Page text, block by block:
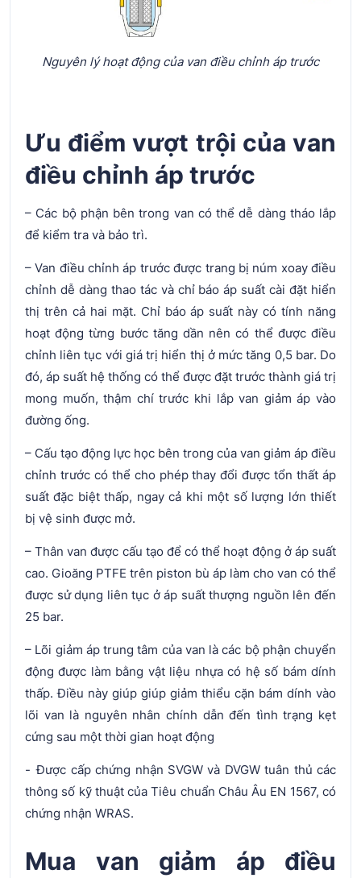
Nguyên lý hoạt động của van điều chỉnh áp trước
Ưu điểm vượt trội của van
điều chỉnh áp trước
– Các bộ phận bên trong van có thể dễ dàng tháo lắp
để kiểm tra và bảo trì.
– Van điều chỉnh áp trước được trang bị núm xoay điều
chỉnh dễ dàng thao tác và chỉ báo áp suất cài đặt hiển
thị trên cả hai mặt. Chỉ báo áp suất này có tính năng
hoạt động từng bước tăng dần nên có thể được điều
chỉnh liên tục với giá trị hiển thị ở mức tăng 0,5 bar. Do
đó, áp suất hệ thống có thể được đặt trước thành giá trị
mong muốn, thậm chí trước khi lắp van giảm áp vào
đường ống.
– Cấu tạo động lực học bên trong của van giảm áp điều
chỉnh trước có thể cho phép thay đổi được tổn thất áp
suất đặc biệt thấp, ngay cả khi một số lượng lớn thiết
bị vệ sinh được mở.
– Thân van được cấu tạo để có thể hoạt động ở áp suất
cao. Gioăng PTFE trên piston bù áp làm cho van có thể
được sử dụng liên tục ở áp suất thượng nguồn lên đến
25 bar.
– Lõi giảm áp trung tâm của van là các bộ phận chuyển
động được làm bằng vật liệu nhựa có hệ số bám dính
thấp. Điều này giúp giúp giảm thiểu cặn bám dính vào
lõi van là nguyên nhân chính dẫn đến tình trạng kẹt
cứng sau một thời gian hoạt động
- Được cấp chứng nhận SVGW và DVGW tuân thủ các
thông số kỹ thuật của Tiêu chuẩn Châu Âu EN 1567, có
chứng nhận WRAS.
Mua van giảm áp điều